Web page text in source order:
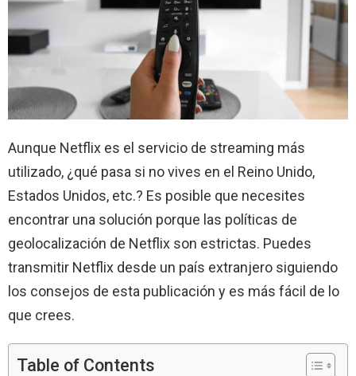
Aunque Netflix es el servicio de streaming más
utilizado, ¿qué pasa si no vives en el Reino Unido,
Estados Unidos, etc.? Es posible que necesites
encontrar una solución porque las políticas de
geolocalización de Netflix son estrictas. Puedes
transmitir Netflix desde un país extranjero siguiendo
los consejos de esta publicación y es más fácil de lo
que crees.
Table of Contents